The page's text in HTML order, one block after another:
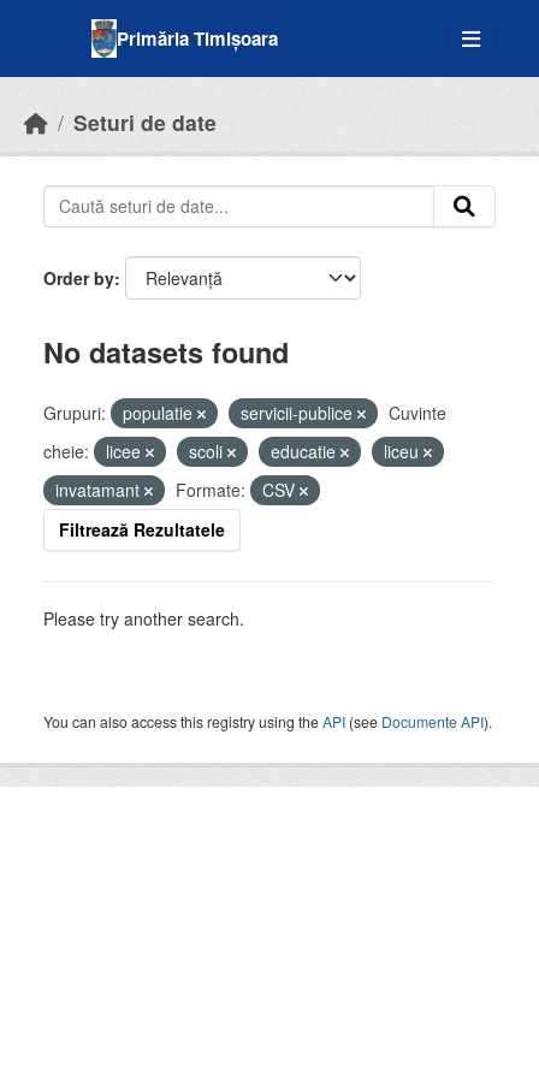
Primăria Timișoara
Seturi de date
Order by
No datasets found
Grupuri: populatie servicii-publice
Cuvinte
cheie:
licee scoli educatie
liceu
invatamant
Formate:
CSV
Filtrează Rezultatele
Please try another search.
You can also access this registry using theAPI (see Documente API).